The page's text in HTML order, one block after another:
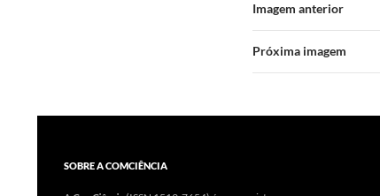
Imagem anterior
Próxima imagem
SOBRE A COMCIÊNCIA